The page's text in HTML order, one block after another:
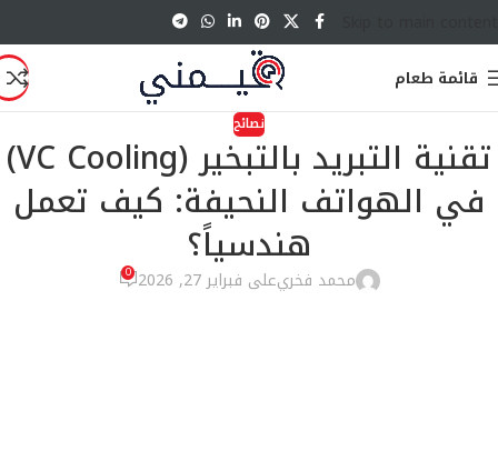
قائمة طعام
نصائح
تقنية التبريد بالتبخير (VC Cooling)
في الهواتف النحيفة: كيف تعمل
هندسياً؟
محمد فخريعلى فبراير 27, 2026 0